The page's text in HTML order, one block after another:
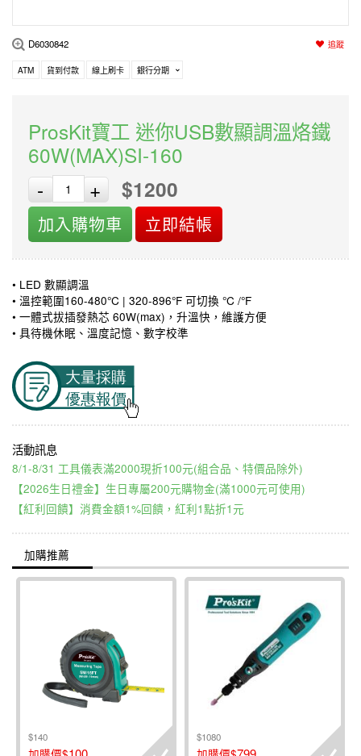
D6030842 追蹤
ATM 貨到付款 線上刷卡 銀行分期
ProsKit寶工 迷你USB數顯調溫烙鐵
60W(MAX)SI-160
-
+ $1200
加入購物車 立即結帳
• LED 數顯調溫
• 溫控範圍160-480°C | 320-896°F 可切換 °C /°F
• 一體式拔插發熱芯 60W(max)，升溫快，維護方便
• 具待機休眠、溫度記憶、數字校準
8/1-8/31 工具儀表滿2000現折100元(組合品、特價品除外)
【2026生日禮金】生日專屬200元購物金(滿1000元可使用)
【紅利回饋】消費金額1%回饋，紅利1點折1元
加購推薦
$140 $1080